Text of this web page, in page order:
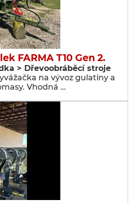
FARMA T10 Gen 2.
> Dřevoobráběcí stroje
na vývoz gulatiny a
Vhodná …